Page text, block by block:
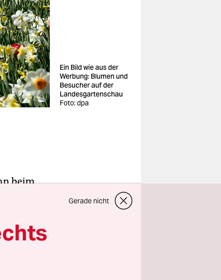
Ein Bild wie aus der
Werbung: Blumen und
Besucher auf der
Landesgartenschau
Foto: dpa
beim
bio,
in
Gerade nicht